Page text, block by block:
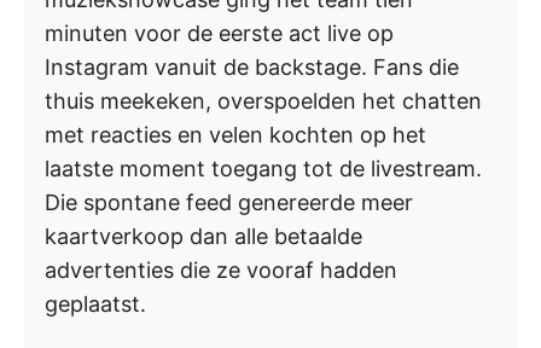
minuten voor de eerste act live op
Instagram vanuit de backstage. Fans die
thuis meekeken, overspoelden het chatten
met reacties en velen kochten op het
laatste moment toegang tot de livestream.
Die spontane feed genereerde meer
kaartverkoop dan alle betaalde
advertenties die ze vooraf hadden
geplaatst.